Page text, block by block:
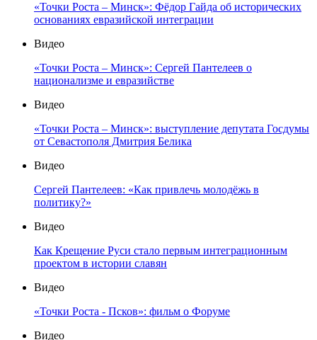
«Точки Роста – Минск»: Фёдор Гайда об исторических
основаниях евразийской интеграции
Видео
«Точки Роста – Минск»: Сергей Пантелеев о
национализме и евразийстве
Видео
«Точки Роста – Минск»: выступление депутата Госдумы
от Севастополя Дмитрия Белика
Видео
Сергей Пантелеев: «Как привлечь молодёжь в
политику?»
Видео
Как Крещение Руси стало первым интеграционным
проектом в истории славян
Видео
«Точки Роста - Псков»: фильм о Форуме
Видео